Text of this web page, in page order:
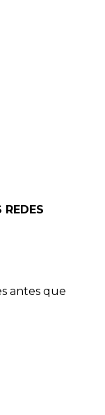
REDES
antes que